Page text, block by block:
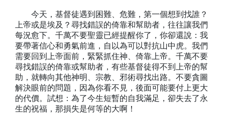
今天，基督徒遇到困難、危難，第一個想到找誰？
上帝或是埃及？尋找錯誤的倚靠和幫助者，往往讓我們
每況愈下。千萬不要聖靈已經提醒你了，你卻還說：我
要帶著信心和勇氣前進，自以為可以對抗山中虎。我們
需要回到上帝面前，緊緊抓住神、倚靠上帝。千萬不要
尋找錯誤的倚靠或幫助者，有些基督徒得不到上帝的幫
助，就轉向其他神明、宗教、邪術尋找出路。不要貪圖
解決眼前的問題，因為你看不見，後面可能要付上更大
的代價。試想：為了今生短暫的自我滿足，卻失去了永
生的祝福，那損失是何等的大啊！